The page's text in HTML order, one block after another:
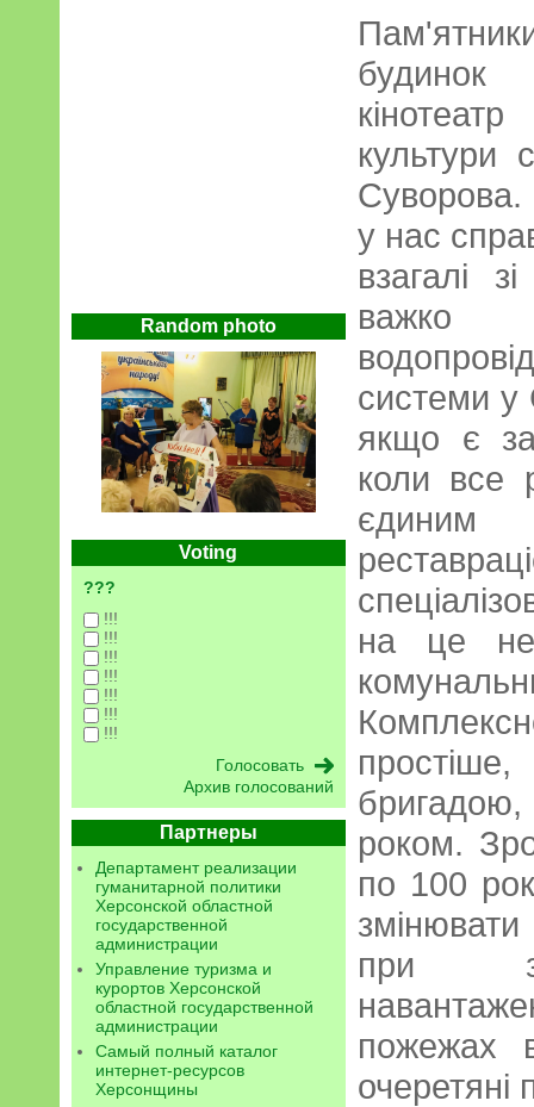
Random photo
Voting
???
!!!
!!!
!!!
!!!
!!!
!!!
!!!
Архив голосований
Партнеры
Департамент реализации
гуманитарной политики
Херсонской областной
государственной
администрации
Управление туризма и
курортов Херсонской
областной государственной
администрации
Самый полный каталог
интернет-ресурсов
Херсонщины
будинок
культури
у нас
взагалі
важко
системи у
якщо є
коли все
на це не
бригадою,
роком.
по 100
при
пожежах
очеретяні